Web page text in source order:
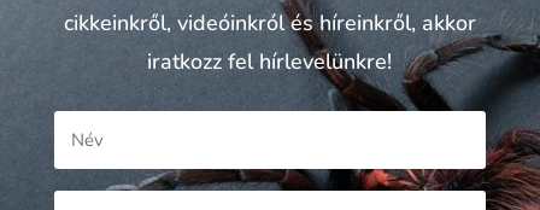
cikkeinkről, videóinkról és híreinkről, akkor
iratkozz fel hírlevelünkre!